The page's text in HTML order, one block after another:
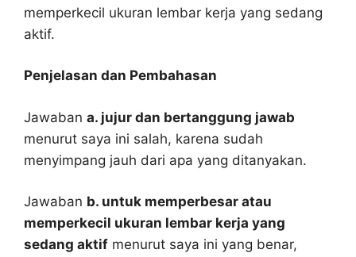
memperkecil ukuran lembar kerja yang sedang
aktif.
Penjelasan dan Pembahasan
Jawaban a. jujur dan bertanggung jawab
menurut saya ini salah, karena sudah
menyimpang jauh dari apa yang ditanyakan.
Jawaban b. untuk memperbesar atau
memperkecil ukuran lembar kerja yang
sedang aktif menurut saya ini yang benar,